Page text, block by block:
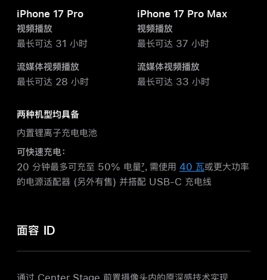
iPhone 17 Pro
视频播放
最长可达 31 小时
流媒体视频播放
最长可达 28 小时
iPhone 17 Pro Max
视频播放
最长可达 37 小时
流媒体视频播放
最长可达 33 小时
两种机型均具备
内置锂离子充电电池
可快速充电：
20 分钟最多可充至 50% 电量7，需使用 40 瓦或更大功率
的电源适配器 (另外有售) 并搭配 USB-C 充电线
面容 ID
通过 Center Stage 前置摄像头内的原深感技术实现